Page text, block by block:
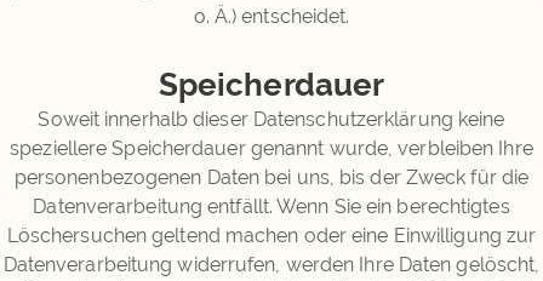
o. Ä.) entscheidet.
Speicherdauer
Soweit innerhalb dieser Datenschutzerklärung keine
speziellere Speicherdauer genannt wurde, verbleiben Ihre
personenbezogenen Daten bei uns, bis der Zweck für die
Datenverarbeitung entfällt. Wenn Sie ein berechtigtes
Löschersuchen geltend machen oder eine Einwilligung zur
Datenverarbeitung widerrufen, werden Ihre Daten gelöscht,